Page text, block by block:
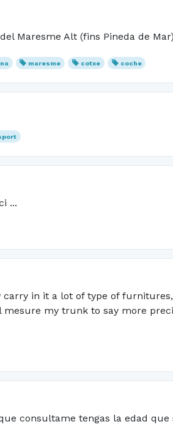
Maresme Alt (fins Pineda de Mar)
maresme cotxe coche
...
in it a lot of type of
my trunk to say more
consultame tengas la edad que